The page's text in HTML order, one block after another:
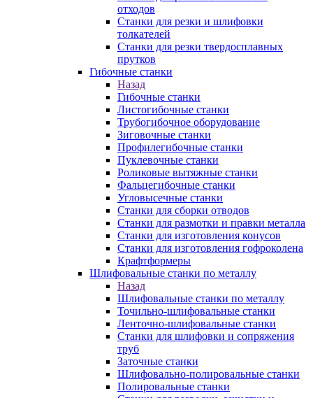
отходов
Станки для резки и шлифовки
толкателей
Станки для резки твердосплавных
прутков
Гибочные станки
Назад
Гибочные станки
Листогибочные станки
Трубогибочное оборудование
Зиговочные станки
Профилегибочные станки
Пуклевочные станки
Роликовые вытяжные станки
Фальцегибочные станки
Угловысечные станки
Станки для сборки отводов
Станки для размотки и правки металла
Станки для изготовления конусов
Станки для изготовления гофроколена
Крафтформеры
Шлифовальные станки по металлу
Назад
Шлифовальные станки по металлу
Точильно-шлифовальные станки
Ленточно-шлифовальные станки
Станки для шлифовки и сопряжения
труб
Заточные станки
Шлифовально-полировальные станки
Полировальные станки